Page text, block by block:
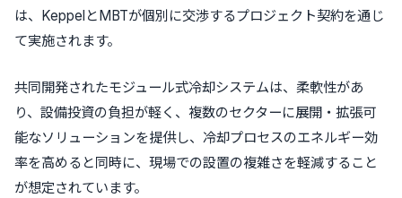
は、KeppelとMBTが個別に交渉するプロジェクト契約を通じ
て実施されます。
共同開発されたモジュール式冷却システムは、柔軟性があ
り、設備投資の負担が軽く、複数のセクターに展開・拡張可
能なソリューションを提供し、冷却プロセスのエネルギー効
率を高めると同時に、現場での設置の複雑さを軽減すること
が想定されています。